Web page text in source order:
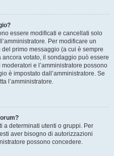
essere modificati e cancellati solo
Per modificare un
del primo messaggio (a cui è sempre
votato, il sondaggio può essere
e l’amministratore possono
è impostato dall’amministratore. Se
l’amministratore.
a determinati utenti o gruppi. Per
aver bisogno di autorizzazioni
possono concedere.